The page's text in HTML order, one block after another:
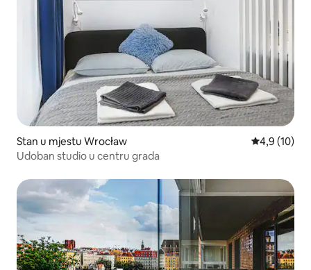
Stan u mjestu Wrocław prosječna
4,9 (10)
Udoban studio u centru grada